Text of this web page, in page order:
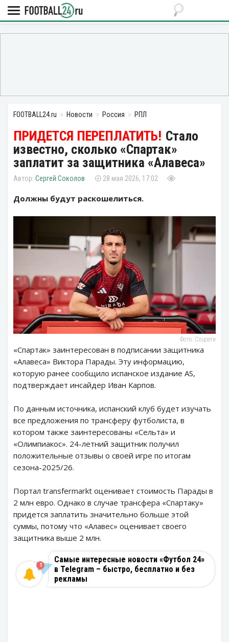
FOOTBALL24.ru Новости Россия РПЛ
Стало
известно, сколько «Спартак»
заплатит за защитника «Алавеса»
Сергей Соколов 28 мая 2026, 17:02
Должны будут раскошелиться.
Фото: Соцсети
«Спартак» заинтересован в подписании защитника
«Алавеса» Виктора Парады. Эту информацию,
которую ранее сообщило испанское издание AS,
подтверждает инсайдер Иван Карпов.
По данным источника, испанский клуб будет изучать
все предложения по трансферу футболиста, в
котором также заинтересованы «Сельта» и
«Олимпиакос». 24-летний защитник получил
положительные отзывы о своей игре по итогам
сезона-2025/26.
Портал transfermarkt оценивает стоимость Парады в
2 млн евро. Однако в случае трансфера «Спартаку»
придется заплатить значительно больше этой
суммы, потому что «Алавес» оценивает своего
защитника выше 2 млн.
Самые интересные новости «Футбол 24»
в Telegram – быстро, бесплатно и без
рекламы
1